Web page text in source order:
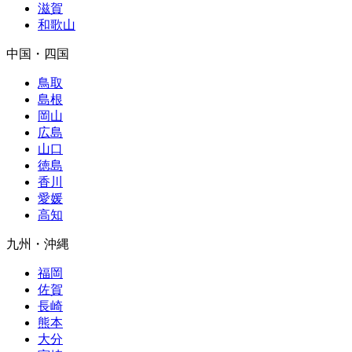
滋賀
和歌山
中国・四国
鳥取
島根
岡山
広島
山口
徳島
香川
愛媛
高知
九州・沖縄
福岡
佐賀
長崎
熊本
大分